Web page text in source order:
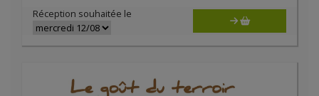
Réception souhaitée le